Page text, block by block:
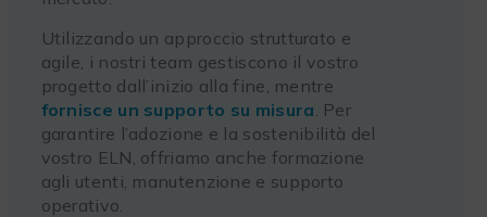
Utilizzando un approccio strutturato e
agile, i nostri team gestiscono il vostro
progetto dall’inizio alla fine, mentre
fornisce un supporto su misura . Per
garantire l’adozione e la sostenibilità del
vostro ELN, offriamo anche formazione
agli utenti, manutenzione e supporto
operativo.